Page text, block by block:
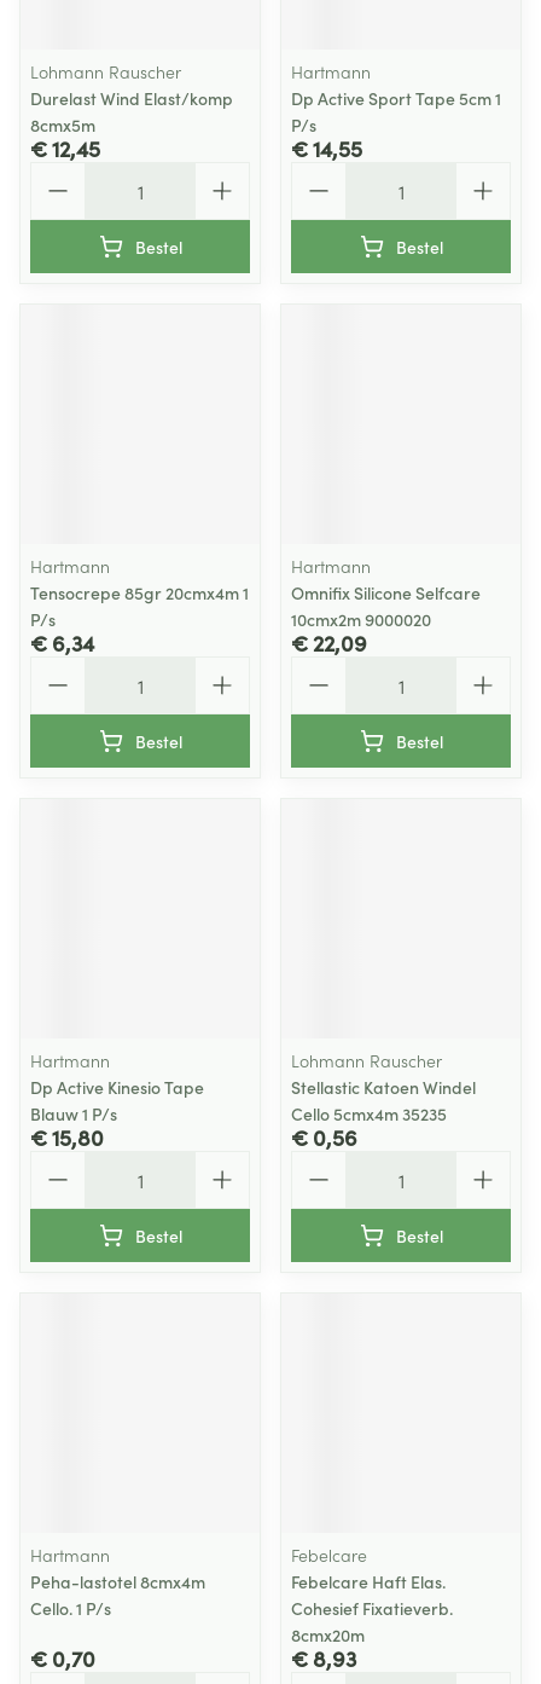
Lohmann Rauscher
Durelast Wind Elast/komp
8cmx5m
€ 12,45
Bestel
Hartmann
Dp Active Sport Tape 5cm 1
P/s
€ 14,55
Bestel
Hartmann
Tensocrepe 85gr 20cmx4m 1
P/s
€ 6,34
Bestel
Hartmann
Omnifix Silicone Selfcare
10cmx2m 9000020
€ 22,09
Bestel
Hartmann
Dp Active Kinesio Tape
Blauw 1 P/s
€ 15,80
Bestel
Lohmann Rauscher
Stellastic Katoen Windel
Cello 5cmx4m 35235
€ 0,56
Bestel
Hartmann
Peha-lastotel 8cmx4m
Cello. 1 P/s
€ 0,70
Febelcare
Febelcare Haft Elas.
Cohesief Fixatieverb.
8cmx20m
€ 8,93